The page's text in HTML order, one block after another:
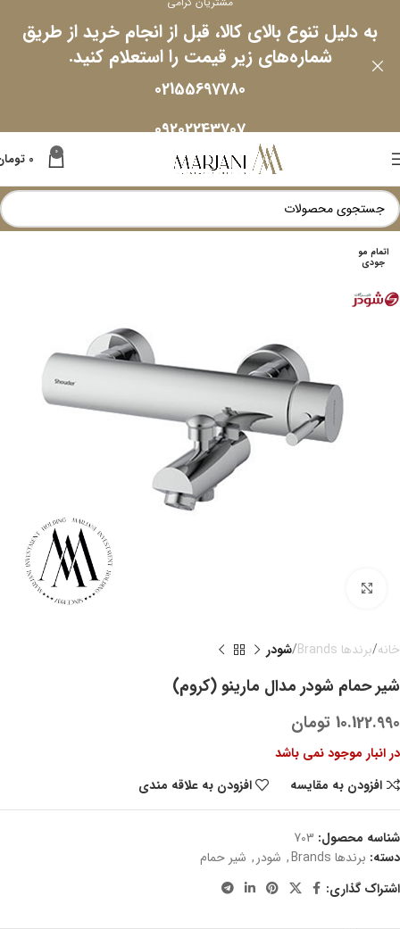
0
0
اتمام مو
جودی
خانه برندها Brands شودر
شیر حمام شودر مدال مارینو (کروم)
10.122.990 تومان
در انبار موجود نمی باشد
افزودن به مقایسه
افزودن به علاقه مندی
شناسه محصول: 703
دسته: برندها Brands , شودر, شیر حمام
اشتراک گذاری:
به دلیل تنوع بالای کالا، قبل از انجام خرید از طریق
شماره‌های زیر قیمت را استعلام کنید.
02155697780
09202243707